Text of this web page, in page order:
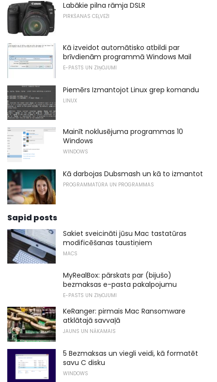
Labākie pilna rāmja DSLR
PIRKŠANAS CEĻVEŽI
Kā izveidot automātisko atbildi par
brīvdienām programmā Windows Mail
E-PASTS UN ZIŅOJUMI
Piemērs Izmantojot Linux grep komandu
LINUX
Mainīt noklusējuma programmas 10
Windows
WINDOWS
Kā darbojas Dubsmash un kā to izmantot
PROGRAMMATŪRA UN PROGRAMMAS
Sapid posts
Sakiet sveicināti jūsu Mac tastatūras
modificēšanas taustiņiem
MACS
MyRealBox: pārskats par (bijušo)
bezmaksas e-pasta pakalpojumu
E-PASTS UN ZIŅOJUMI
KeRanger: pirmais Mac Ransomware
atklātajā savvaļā
JAUNS UN NĀKAMAIS
5 Bezmaksas un viegli veidi, kā formatēt
savu C disku
WINDOWS